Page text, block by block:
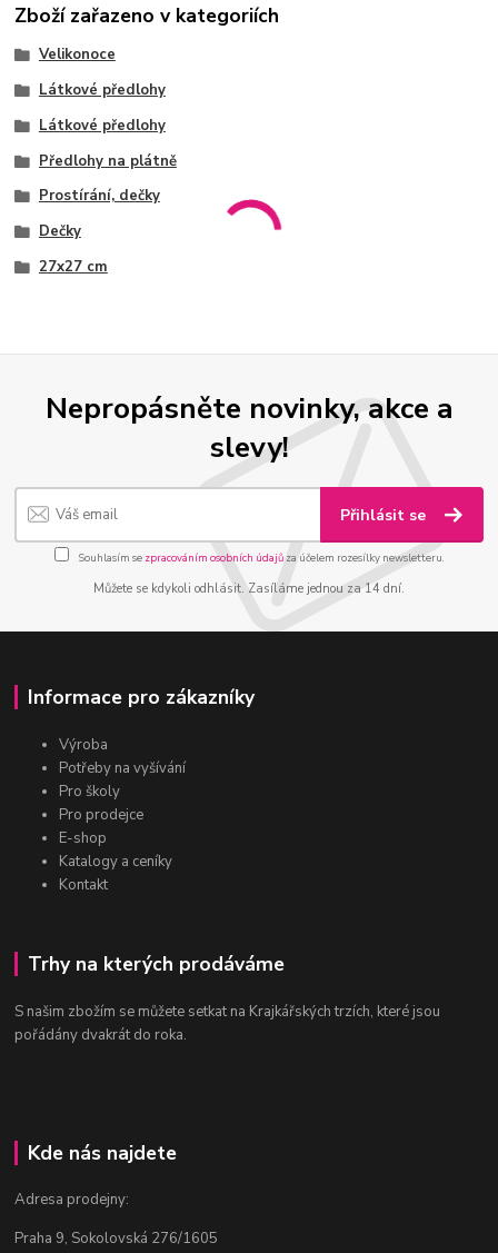
Zboží zařazeno v kategoriích
Velikonoce
Látkové předlohy
Látkové předlohy
Předlohy na plátně
Prostírání, dečky
Dečky
27x27 cm
Nepropásněte novinky, akce a
slevy!
Přihlásit se
Souhlasím se zpracováním osobních údajůza účelem rozesílky newsletteru.
Můžete se kdykoli odhlásit. Zasíláme jednou za 14 dní.
Informace pro zákazníky
Výroba
Potřeby na vyšívání
Pro školy
Pro prodejce
E-shop
Katalogy a ceníky
Kontakt
Trhy na kterých prodáváme
S našim zbožím se můžete setkat na Krajkářských trzích, které jsou
pořádány dvakrát do roka.
Kde nás najdete
Adresa prodejny:
Praha 9, Sokolovská 276/1605